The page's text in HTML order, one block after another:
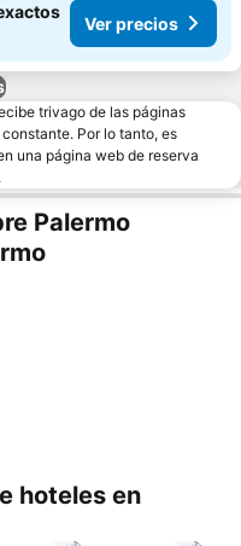
Ver precios
trivago de las páginas
Por lo tanto, es
una página web de reserva
Palermo
hoteles en